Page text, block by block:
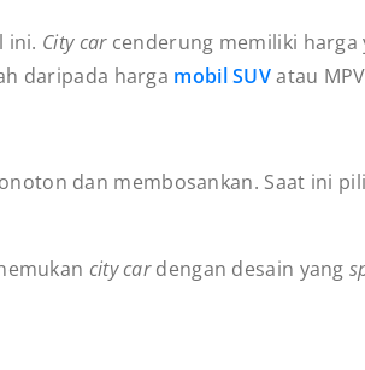
ini. City carcenderung memiliki harga
daripada harga mobil SUVatau
dan membosankan. Saat ini
city cardengan desain yang